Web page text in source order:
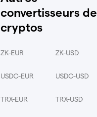
convertisseurs de
cryptos
ZK-EUR ZK-USD
USDC-EUR USDC-USD
TRX-EUR TRX-USD